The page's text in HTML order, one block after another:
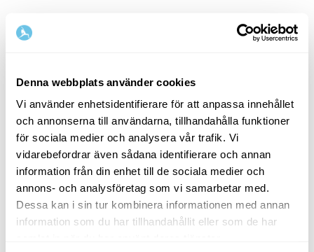
Denna webbplats använder cookies
Vi använder enhetsidentifierare för att anpassa innehållet
och annonserna till användarna, tillhandahålla funktioner
för sociala medier och analysera vår trafik. Vi
vidarebefordrar även sådana identifierare och annan
information från din enhet till de sociala medier och
annons- och analysföretag som vi samarbetar med.
Dessa kan i sin tur kombinera informationen med annan
information som du har tillhandahållit eller som de har
Svenska
Steg1/2
Börja med att fylla i namn och e-postadress
Förnamn Efternamn
E-postadress